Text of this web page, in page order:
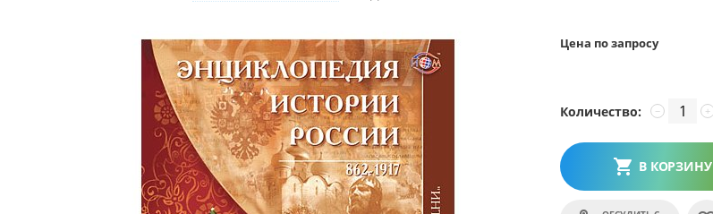
Цена по запросу
Количество: +
−
В КОРЗИНУ